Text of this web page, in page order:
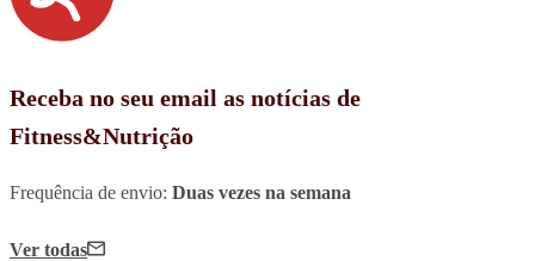
Receba no seu email as notícias de
Fitness&Nutrição
Frequência de envio: Duas vezes na semana
Ver todas